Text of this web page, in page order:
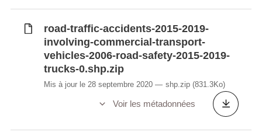
road-traffic-accidents-2015-2019-
involving-commercial-transport-
vehicles-2006-road-safety-2015-2019-
trucks-0.shp.zip
Mis à jour le 28 septembre 2020 shp.zip (831.3Ko)
Voir les métadonnées